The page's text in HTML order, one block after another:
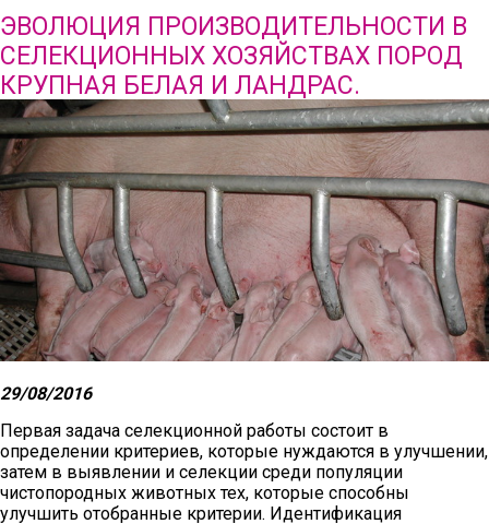
- по среднему весу поросят при рождении
- по однородности веса рожденных на приплод:
Кол-во
поросят
Средний вес поросят
при рождении
2015 50 487 1.379 кг
2014 51 671 1.372 кг
2013 47 467 1.379 кг
Данные цифры доказывают всю эффективность цели
имело негативного влияния ни на вес поросят, ни на их
однородность.
ЭВОЛЮЦИЯ ПРОИЗВОДИТЕЛЬНОСТИ В
СЕЛЕКЦИОННЫХ ХОЗЯЙСТВАХ ПОРОД
КРУПНАЯ БЕЛАЯ И ЛАНДРАС.
29/08/2016
Первая задача селекционной работы состоит в
определении критериев, которые нуждаются в улучшении,
затем в выявлении и селекции среди популяции
чистопородных животных тех, которые способны
улучшить отобранные критерии. Идентификация